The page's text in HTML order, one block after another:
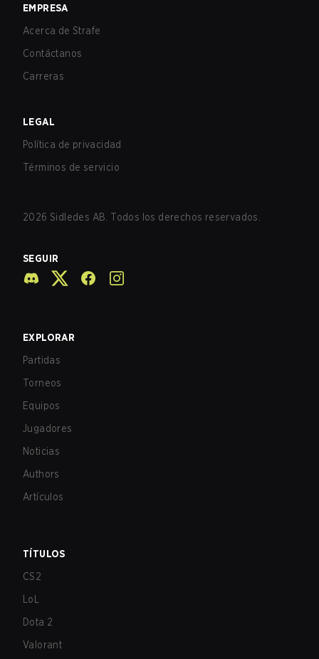
EMPRESA
Acerca de Strafe
Contáctanos
Carreras
LEGAL
Política de privacidad
Términos de servicio
2026 Sidledes AB. Todos los derechos reservados.
SEGUIR
EXPLORAR
Partidas
Torneos
Equipos
Jugadores
Noticias
Authors
Artículos
TÍTULOS
CS2
LoL
Dota 2
Valorant